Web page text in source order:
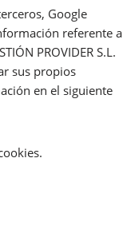
Google
referente a
PROVIDER S.L.
sus propios
en el siguiente